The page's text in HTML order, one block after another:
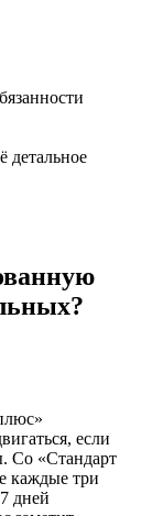
детальное
если
Со «Стандарт
каждые три
дней